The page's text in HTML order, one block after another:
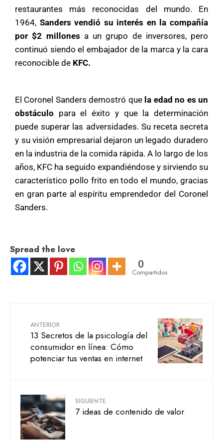
restaurantes más reconocidas del mundo. En
1964, Sanders vendió su interés en la compañía
por $2 millones a un grupo de inversores, pero
continuó siendo el embajador de la marca y la cara
reconocible de KFC.
El Coronel Sanders demostró que la edad no es un
obstáculo para el éxito y que la determinación
puede superar las adversidades. Su receta secreta
y su visión empresarial dejaron un legado duradero
en la industria de la comida rápida. A lo largo de los
años, KFC ha seguido expandiéndose y sirviendo su
característico pollo frito en todo el mundo, gracias
en gran parte al espíritu emprendedor del Coronel
Sanders.
Spread the love
0
Compartidos
ANTERIOR
13 Secretos de la psicología del
consumidor en línea: Cómo
potenciar tus ventas en internet
SIGUIENTE
7 ideas de contenido de valor